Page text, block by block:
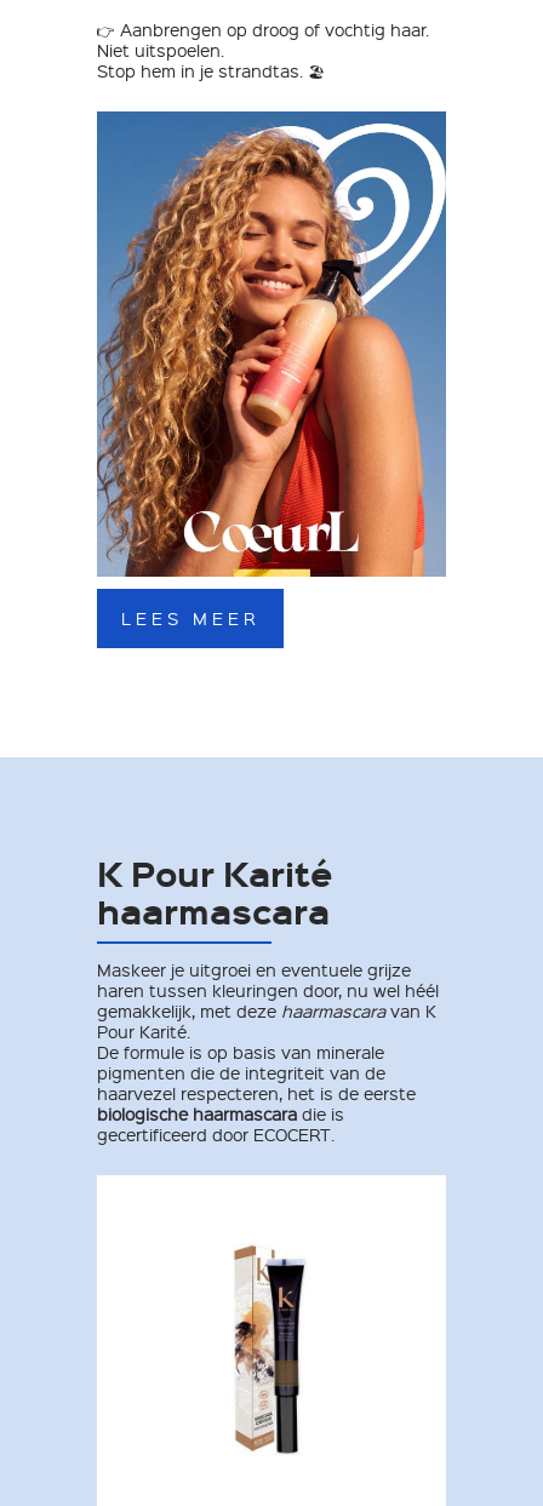
👉 Aanbrengen op droog of vochtig haar.
Niet uitspoelen.
Stop hem in je strandtas. 🏖️
LEES MEER
K Pour Karité
haarmascara
Maskeer je uitgroei en eventuele grijze
haren tussen kleuringen door, nu wel héél
gemakkelijk, met deze haarmascaravan K
Pour Karité.
De formule is op basis van minerale
pigmenten die de integriteit van de
haarvezel respecteren, het is de eerste
biologische haarmascara die is
gecertificeerd door ECOCERT.